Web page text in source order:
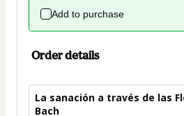
Add to purchase
Order details
La sanación a través de las
Bach